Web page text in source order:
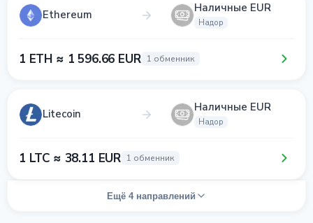
Ethereum Наличные EUR
Надор
1 ETH ≈ 1 596.66 EUR 1 обменник
Litecoin Наличные EUR
Надор
1 LTC ≈ 38.11 EUR 1 обменник
Ещё 4 направлений